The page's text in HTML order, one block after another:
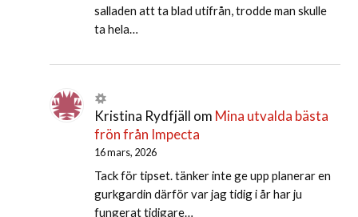
salladen att ta blad utifrån, trodde man skulle
ta hela…
Kristina Rydfjäll om Mina utvalda bästa
frön från Impecta
16 mars, 2026
Tack för tipset. tänker inte ge upp planerar en
gurkgardin därför var jag tidig i år har ju
fungerat tidigare…